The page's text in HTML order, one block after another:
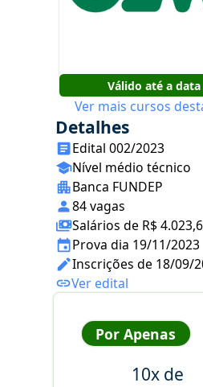
Válido até a
Ver mais cursos
Detalhes
Edital 002/2023
Nível médio técnico
Banca FUNDEP
84 vagas
Salários de R$
Prova dia 19/11/2023
Inscrições de 18/09/
Ver edital
Por Apenas
10x de